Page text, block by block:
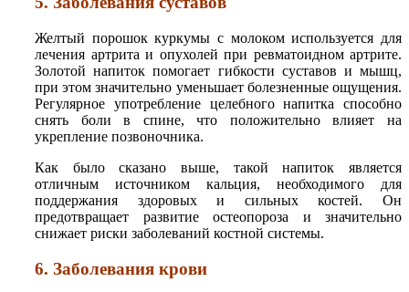
Желтый порошок куркумы с молоком используется для
лечения артрита и опухолей при ревматоидном артрите.
Золотой напиток помогает гибкости суставов и мышц,
при этом значительно уменьшает болезненные ощущения.
Регулярное употребление целебного напитка способно
снять боли в спине, что положительно влияет на
укрепление позвоночника.
Как было сказано выше, такой напиток является
отличным источником кальция, необходимого для
поддержания здоровых и сильных костей. Он
предотвращает развитие остеопороза и значительно
снижает риски заболеваний костной системы.
6. Заболевания крови